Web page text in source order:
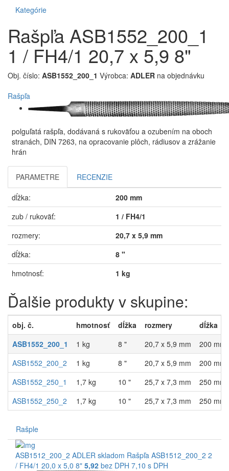
Kategórie
Rašpľa ASB1552_200_1
1 / FH4/1 20,7 x 5,9 8"
Obj. číslo: ASB1552_200_1 Výrobca: ADLER na objednávku
Rašpľa
polguľatá rašpľa, dodávaná s rukoväťou a ozubením na oboch
stranách, DIN 7263, na opracovanie plôch, rádiusov a zrážanie
hrán
PARAMETRE
RECENZIE
dĺžka:
200 mm
zub / rukoväť:
1 / FH4/1
rozmery:
20,7 x 5,9 mm
dĺžka:
8 "
hmotnosť:
1 kg
Ďalšie produkty v skupine:
obj. č. hmotnosť dĺžka rozmery
dĺžka
ASB1552_200_1
1 kg 8 " 20,7 x 5,9 mm
200 mm
ASB1552_200_2
1 kg 8 " 20,7 x 5,9 mm
200 mm
ASB1552_250_1
1,7 kg 10 " 25,7 x 7,3 mm
250 mm
ASB1552_250_2
1,7 kg 10 " 25,7 x 7,3 mm 250 mm
Rašple
ASB1512_200_2 ADLER skladom Rašpľa ASB1512_200_2 2
/ FH4/1 20,0 x 5,0 8" 5,92 bez DPH 7,10 s DPH